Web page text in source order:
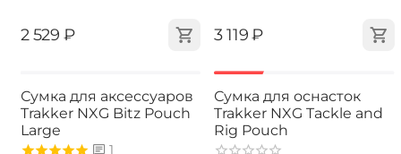
‍2 529‍ ₽ ‍3 119‍₽
Сумка для аксессуаров
Trakker NXG Bitz Pouch
Large
1
Сумка для оснасток
Trakker NXG Tackle and
Rig Pouch